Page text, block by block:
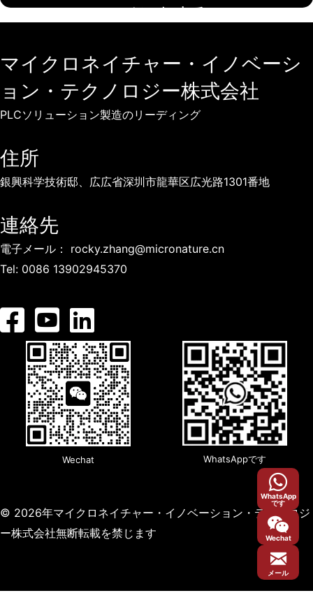
トする
は、世界中が一堂に会し、産
それは...
インフラ
PLCとAIは照明インフ
スマート照明システム
ロジェクトにおけるエ
マイクロネイチャー・イノベーシ
ョン・テクノロジー株式会社
PLCソリューション製造のリーディング
住所
銀興科学技術邸、広広省深圳市龍華区広光路1301番地
連絡先
電子メール： rocky.zhang@micronature.cn
Tel: 0086 13902945370
Wechat WhatsAppです
© 2026年マイクロネイチャー・イノベーション・テクノロジ
ー株式会社無断転載を禁じます
WhatsApp
です
Wechat
メール